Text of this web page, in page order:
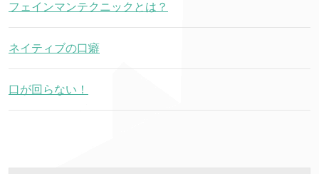
フェインマンテクニックとは？
ネイティブの口癖
口が回らない！